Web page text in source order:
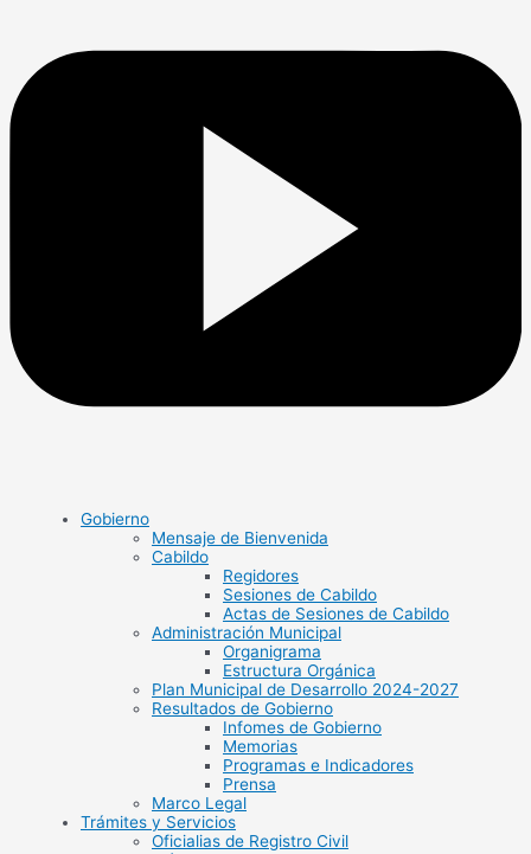
Gobierno
Mensaje de Bienvenida
Cabildo
Regidores
Sesiones de Cabildo
Actas de Sesiones de Cabildo
Administración Municipal
Organigrama
Estructura Orgánica
Plan Municipal de Desarrollo 2024-2027
Resultados de Gobierno
Infomes de Gobierno
Memorias
Programas e Indicadores
Prensa
Marco Legal
Trámites y Servicios
Oficialias de Registro Civil